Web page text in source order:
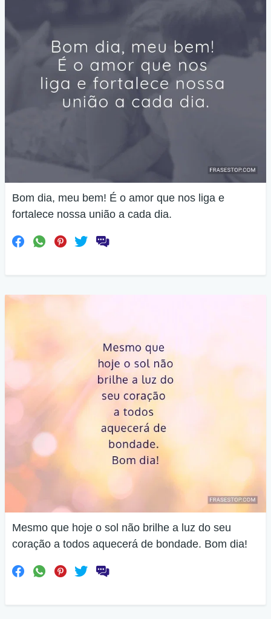
Bom dia, meu bem! É o amor que nos liga e
fortalece nossa união a cada dia.
Mesmo que hoje o sol não brilhe a luz do seu
coração a todos aquecerá de bondade. Bom dia!